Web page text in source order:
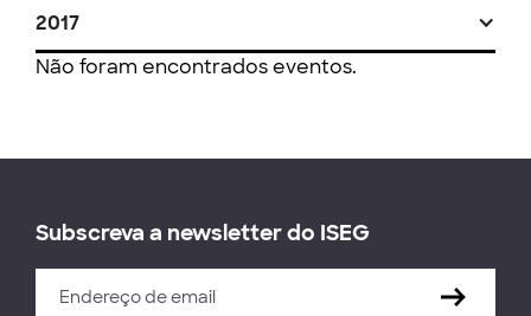
2017
Não foram encontrados eventos.
Subscreva a newsletter do ISEG